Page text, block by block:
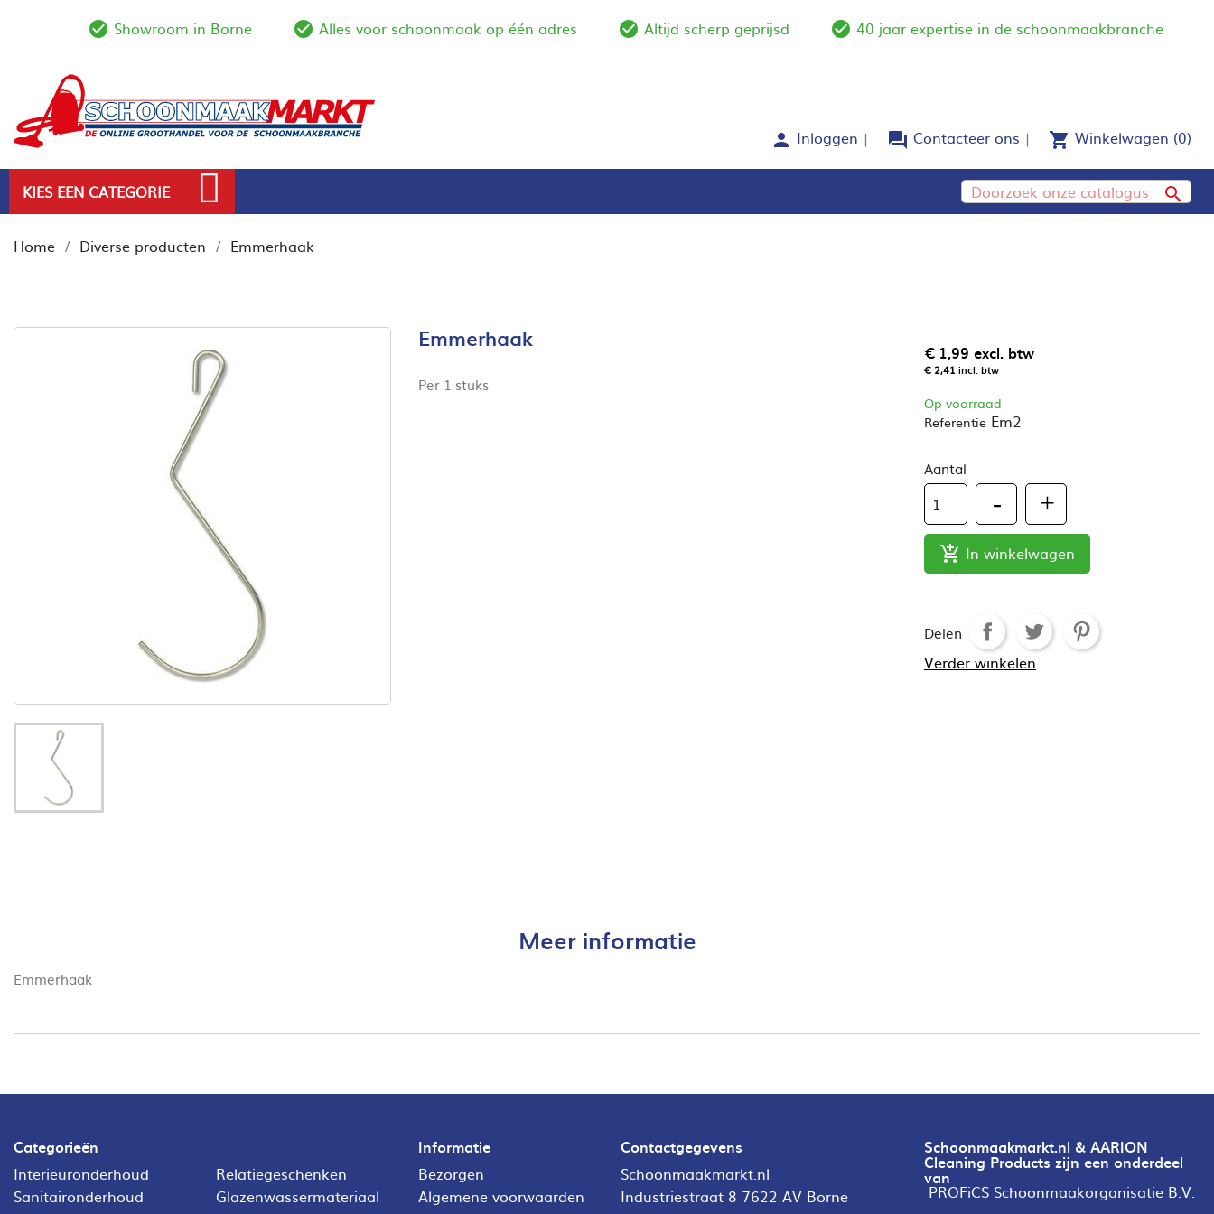
check_circle_outline
Showroom in Borne check_circle_outline
Alles voor schoonmaak op één adres check_circle_outline
Altijd scherp geprijsd check_circle_outline
40 jaar expertise in de schoonmaakbranche
person Inloggen forum Contacteer ons shopping_cart Winkelwagen (0)
KIES EEN CATEGORIE 
Home Diverse producten Emmerhaak
Emmerhaak
Per 1 stuks
€ 1,99 excl. btw
€ 2,41 incl. btw
Op voorraad
Referentie Em2
Aantal
 In winkelwagen
Delen
Verder winkelen
Meer informatie
Emmerhaak
Categorieën
Interieuronderhoud
Sanitaironderhoud
Relatiegeschenken
Glazenwassermateriaal
Informatie
Bezorgen
Algemene voorwaarden
Contactgegevens
Schoonmaakmarkt.nl
Industriestraat 8 7622 AV Borne
Schoonmaakmarkt.nl & AARION
Cleaning Products zijn een onderdeel
van
PROFiCS Schoonmaakorganisatie B.V.